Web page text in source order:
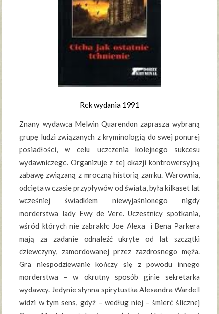
Rok wydania 1991
Znany wydawca Melwin Quarendon zaprasza wybraną
grupę ludzi związanych z kryminologią do swej ponurej
posiadłości, w celu uczczenia kolejnego sukcesu
wydawniczego. Organizuje z tej okazji kontrowersyjną
zabawę związaną z mroczną historią zamku. Warownia,
odcięta w czasie przypływów od świata, była kilkaset lat
wcześniej świadkiem niewyjaśnionego nigdy
morderstwa lady Ewy de Vere. Uczestnicy spotkania,
wśród których nie zabrakło Joe Alexa i Bena Parkera
mają za zadanie odnaleźć ukryte od lat szczątki
dziewczyny, zamordowanej przez zazdrosnego męża.
Gra niespodziewanie kończy się z powodu innego
morderstwa – w okrutny sposób ginie sekretarka
wydawcy. Jedynie słynna spirytustka Alexandra Wardell
widzi w tym sens, gdyż – według niej – śmierć ślicznej